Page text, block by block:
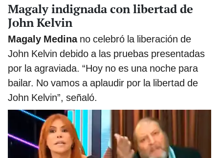
Magaly indignada con libertad de
John Kelvin
Magaly Medinano celebró la liberación de
John Kelvin debido a las pruebas presentadas
por la agraviada. “Hoy no es una noche para
bailar. No vamos a aplaudir por la libertad de
John Kelvin”, señaló.